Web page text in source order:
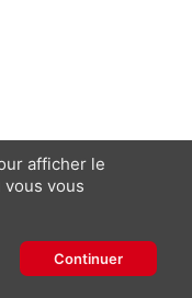
afficher le
vous
Continuer